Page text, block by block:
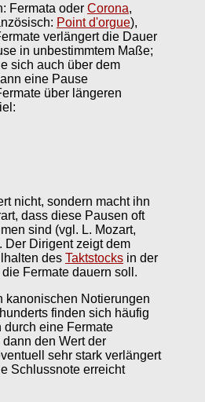
Fermata oder Corona,
Point d'orgue),
verlängert die Dauer
in unbestimmtem Maße;
sich auch über dem
eine Pause
über längeren
nicht, sondern macht ihn
dass diese Pausen oft
sind (vgl. L. Mozart,
Der Dirigent zeigt dem
des Taktstocks in der
Fermate dauern soll.
kanonischen Notierungen
finden sich häufig
eine Fermate
den Wert der
sehr stark verlängert
Schlussnote erreicht